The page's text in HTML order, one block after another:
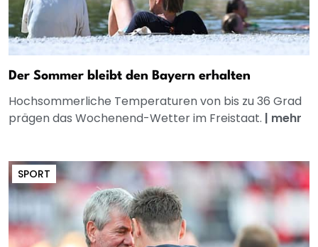
Der Sommer bleibt den Bayern erhalten
Hochsommerliche Temperaturen von bis zu 36 Grad
prägen das Wochenend-Wetter im Freistaat. | mehr
SPORT